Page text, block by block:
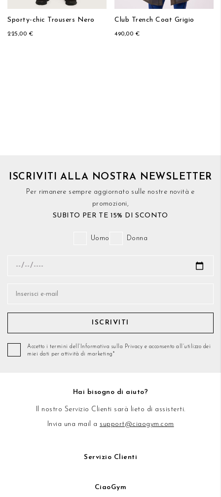
Sporty-chic Trousers Nero
225,00 €
Club Trench Coat Grigio
490,00 €
ISCRIVITI ALLA NOSTRA NEWSLETTER
Per rimanere sempre aggiornato sulle nostre novità e
promozioni,
SUBITO PER TE 15% DI SCONTO
Uomo Donna
ISCRIVITI
Accetto i termini dell’Informativa sulla Privacy e acconsento all’utilizzo dei
miei dati per attività di marketing*
Hai bisogno di aiuto?
Il nostro Servizio Clienti sarà lieto di assisterti.
Invia una mail a support@ciaogym.com
Servizio Clienti
CiaoGym